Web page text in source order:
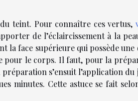
teint. Pour connaître ces vertus,
de l’éclaircissement à la
la face supérieure qui possède
pour le corps. Il faut, pour la
s’ensuit l’application
minutes. Cette astuce se fait